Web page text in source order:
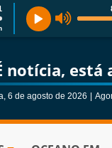
notícia, está
6 de agosto de 2026 |